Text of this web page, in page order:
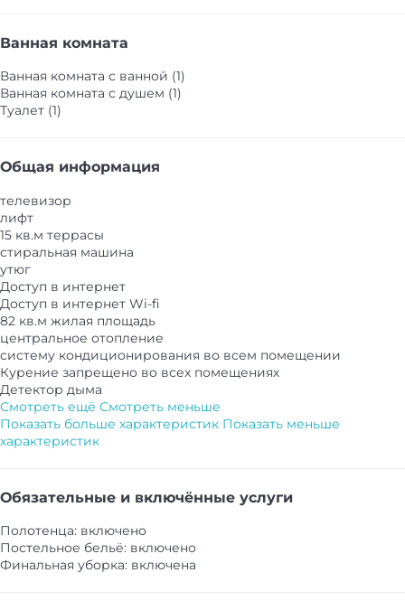
Ванная комната
Ванная комната с ванной (1)
Ванная комната с душем (1)
Туалет (1)
Общая информация
телевизор
лифт
15 кв.м террасы
стиральная машина
утюг
Доступ в интернет
Доступ в интернет Wi-fi
82 кв.м жилая площадь
центральное отопление
систему кондиционирования во всем помещении
Курение запрещено во всех помещениях
Детектор дыма
Смотреть ещё Смотреть меньше
Показать больше характеристик Показать меньше
характеристик
Обязательные и включённые услуги
Полотенца: включено
Постельное бельё: включено
Финальная уборка: включена